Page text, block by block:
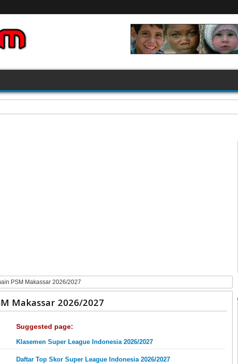
PSM Makassar 2026/2027
Makassar 2026/2027
Suggested page:
Klasemen Super League Indonesia 2026/2027
Daftar Top Skor Super League Indonesia 2026/2027